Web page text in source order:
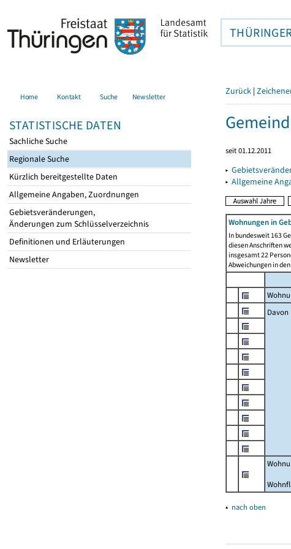
Home Kontakt Suche Newsletter
STATISTISCHE DATEN
Sachliche Suche
Regionale Suche
Kürzlich bereitgestellte Daten
Allgemeine Angaben, Zuordnungen
Gebietsveränderungen,
Änderungen zum Schlüsselverzeichnis
Definitionen und Erläuterungen
Newsletter
Zurück |
seit 01.12.2011
▸
▸ Allgemeine
Wohnungen in
In bundesweit 163
diesen Anschriften
insgesamt 22
Abweichungen in
▴ nach oben